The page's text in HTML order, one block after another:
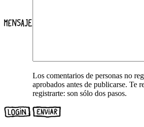
Los comentarios de personas no
aprobados antes de publicarse. Te
registrarte: son sólo dos pasos.